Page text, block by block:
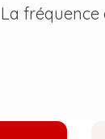
La